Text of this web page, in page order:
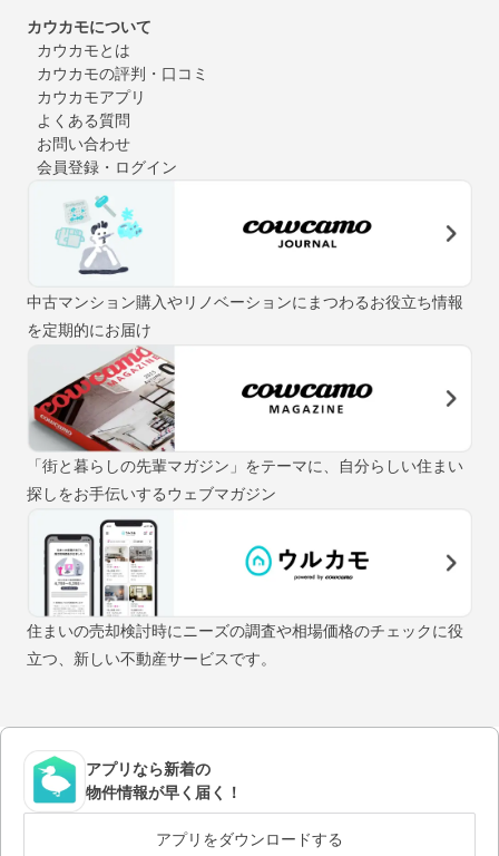
カウカモについて
カウカモとは
カウカモの評判・口コミ
カウカモアプリ
よくある質問
お問い合わせ
会員登録・ログイン
中古マンション購入やリノベーションにまつわるお役立ち情報
を定期的にお届け
「街と暮らしの先輩マガジン」をテーマに、自分らしい住まい
探しをお手伝いするウェブマガジン
住まいの売却検討時にニーズの調査や相場価格のチェックに役
立つ、新しい不動産サービスです。
アプリなら新着の
物件情報が早く届く！
アプリをダウンロードする